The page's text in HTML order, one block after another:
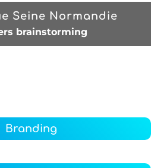
Seine Normandie
brainstorming
Branding